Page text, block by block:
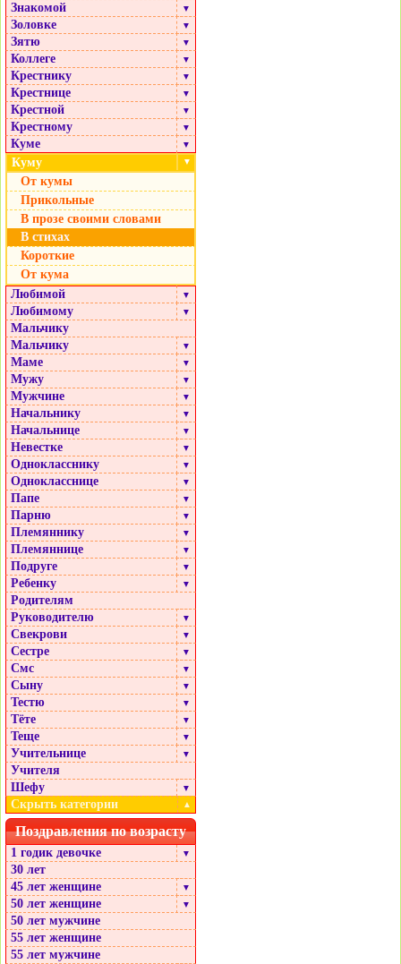
Знакомой ▼
Золовке ▼
Зятю ▼
Коллеге ▼
Крестнику ▼
Крестнице ▼
Крестной ▼
Крестному ▼
Куме ▼
Куму ▼
От кумы
Прикольные
В прозе своими словами
В стихах
Короткие
От кума
Любимой
▼
Любимому ▼
Мальчику
Мальчику
▼
Маме ▼
Мужу ▼
Мужчине ▼
Начальнику ▼
Начальнице ▼
Невестке ▼
Однокласснику ▼
Однокласснице ▼
Папе ▼
Парню ▼
Племяннику ▼
Племяннице ▼
Подруге ▼
Ребенку ▼
Родителям
Руководителю
▼
Свекрови ▼
Сестре ▼
Смс ▼
Сыну ▼
Тестю ▼
Тёте ▼
Теще ▼
Учительнице ▼
Учителя
Шефу
▼
Скрыть категории ▲
Поздравления по возрасту
1 годик девочке ▼
30 лет
45 лет женщине
▼
50 лет женщине ▼
50 лет мужчине
55 лет женщине
55 лет мужчине